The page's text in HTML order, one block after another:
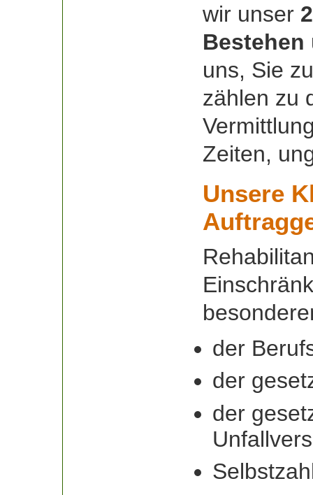
wir unser
Bestehen
uns, Sie
zählen zu
Zeiten,
Unsere
der
der
der